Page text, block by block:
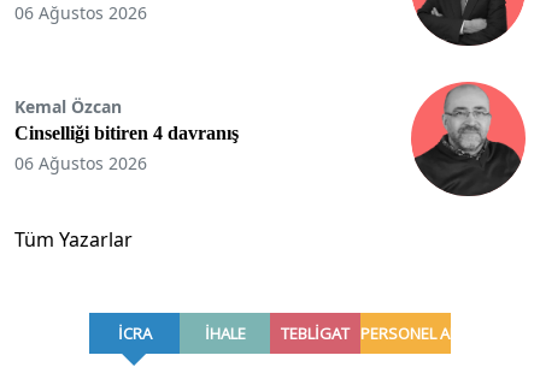
06 Ağustos 2026
Kemal Özcan
Cinselliği bitiren 4 davranış
06 Ağustos 2026
Tüm Yazarlar